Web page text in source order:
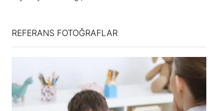
REFERANS FOTOĞRAFLAR